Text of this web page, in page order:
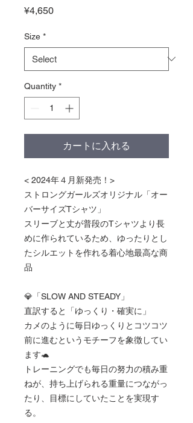
¥4,650Price
Size *
Quantity *
カートに入れる
< 2024年４月新発売！>
ストロングガールズオリジナル「オー
バーサイズTシャツ」
スリーブと丈が普段のTシャツより長
めに作られているため、ゆったりとし
たシルエットを作れる着心地最高な商
品
💎「SLOW AND STEADY」
直訳すると「ゆっくり・確実に」
カメのように毎日ゆっくりとコツコツ
前に進むというモチーフを象徴してい
ます🐢
トレーニングでも毎日の努力の積み重
ねが、持ち上げられる重量につながっ
たり、目標にしていたことを実現す
る。